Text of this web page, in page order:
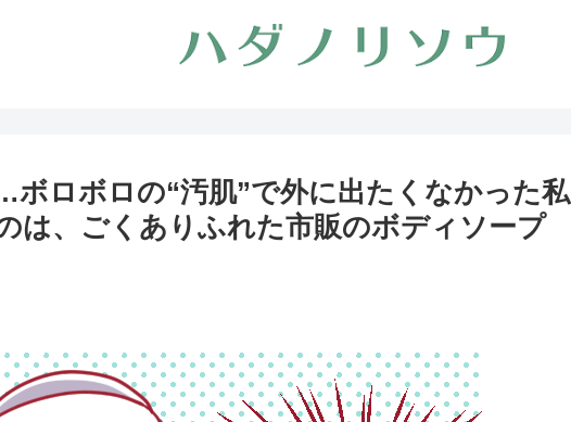
ロボロの“汚肌”で外に出たくなかった私
は、ごくありふれた市販のボディソープ